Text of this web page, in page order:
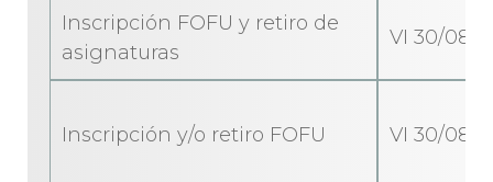
Inscripción FOFU y retiro de
asignaturas
VI 30/08/
Inscripción y/o retiro FOFU VI 30/08/